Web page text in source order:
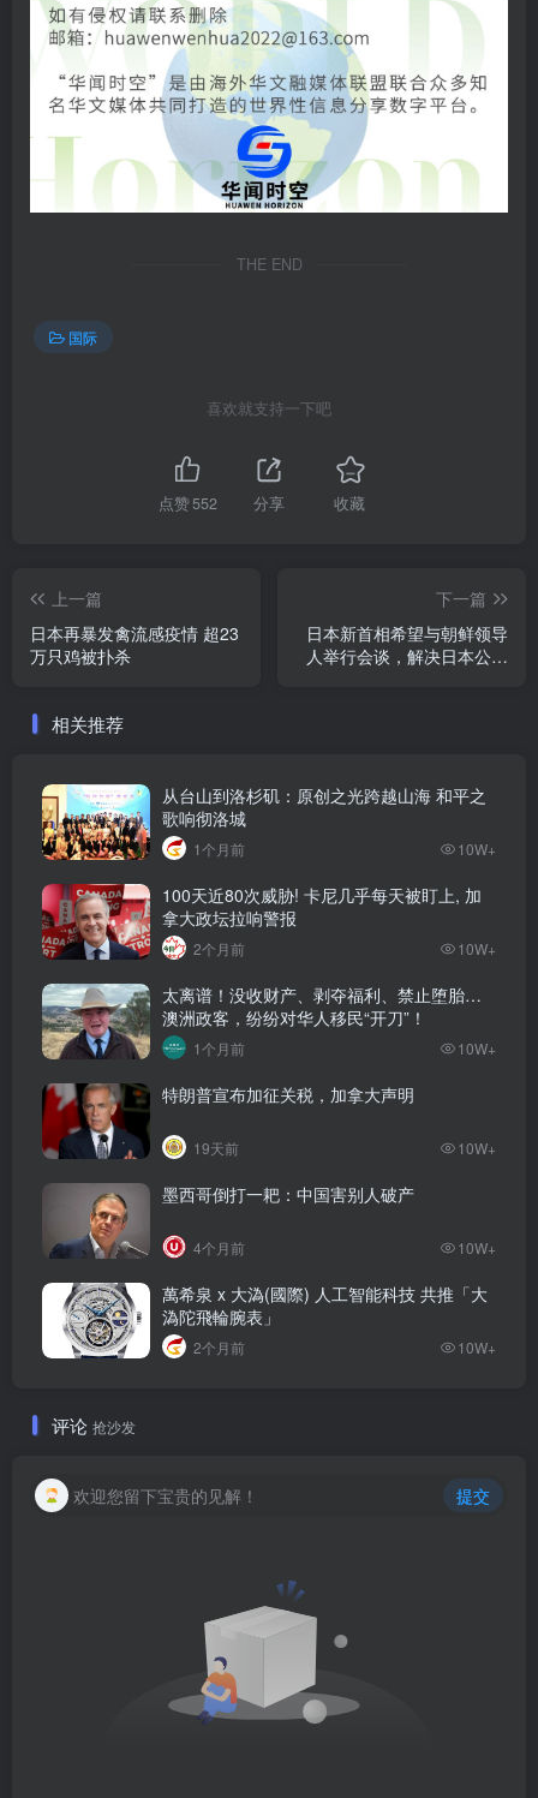
THE END
国际
喜欢就支持一下吧
点赞552 分享 收藏
上一篇
日本再暴发禽流感疫情 超23
万只鸡被扑杀
下一篇
日本新首相希望与朝鲜领导
人举行会谈，解决日本公民
相关推荐
从台山到洛杉矶：原创之光跨越山海 和平之
歌响彻洛城
1个月前 10W+
100天近80次威胁! 卡尼几乎每天被盯上, 加
拿大政坛拉响警报
2个月前 10W+
太离谱！没收财产、剥夺福利、禁止堕胎…
澳洲政客，纷纷对华人移民“开刀”！
1个月前 10W+
特朗普宣布加征关税，加拿大声明
19天前 10W+
墨西哥倒打一耙：中国害别人破产
4个月前 10W+
萬希泉 x 大溈(國際) 人工智能科技 共推「大
溈陀飛輪腕表」
2个月前 10W+
评论 抢沙发
欢迎您留下宝贵的见解！ 提交